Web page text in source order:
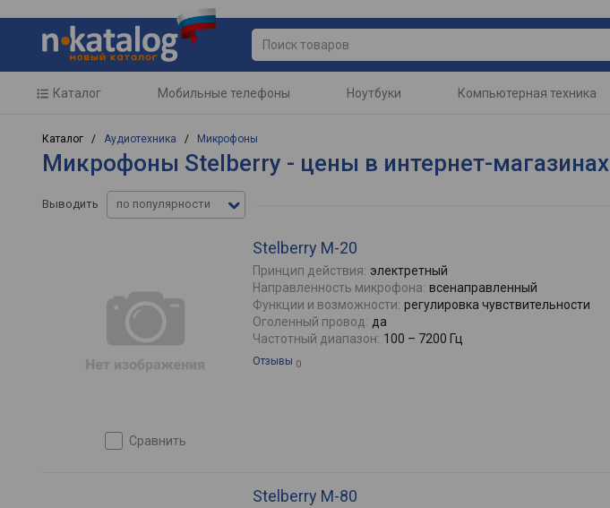
Каталог Мобильные телефоны Ноутбуки Компьютерная техника
Каталог / Аудиотехника / Микрофоны
Микрофоны Stelberry - цены в интернет-магазинах
Выводить по популярности
сравнить
Stelberry M-20
Принцип действия: электретный
Направленность микрофона: всенаправленный
Функции и возможности: регулировка чувствительности
Оголенный провод: да
Частотный диапазон: 100 – 7200 Гц
Отзывы 0
Stelberry M-80